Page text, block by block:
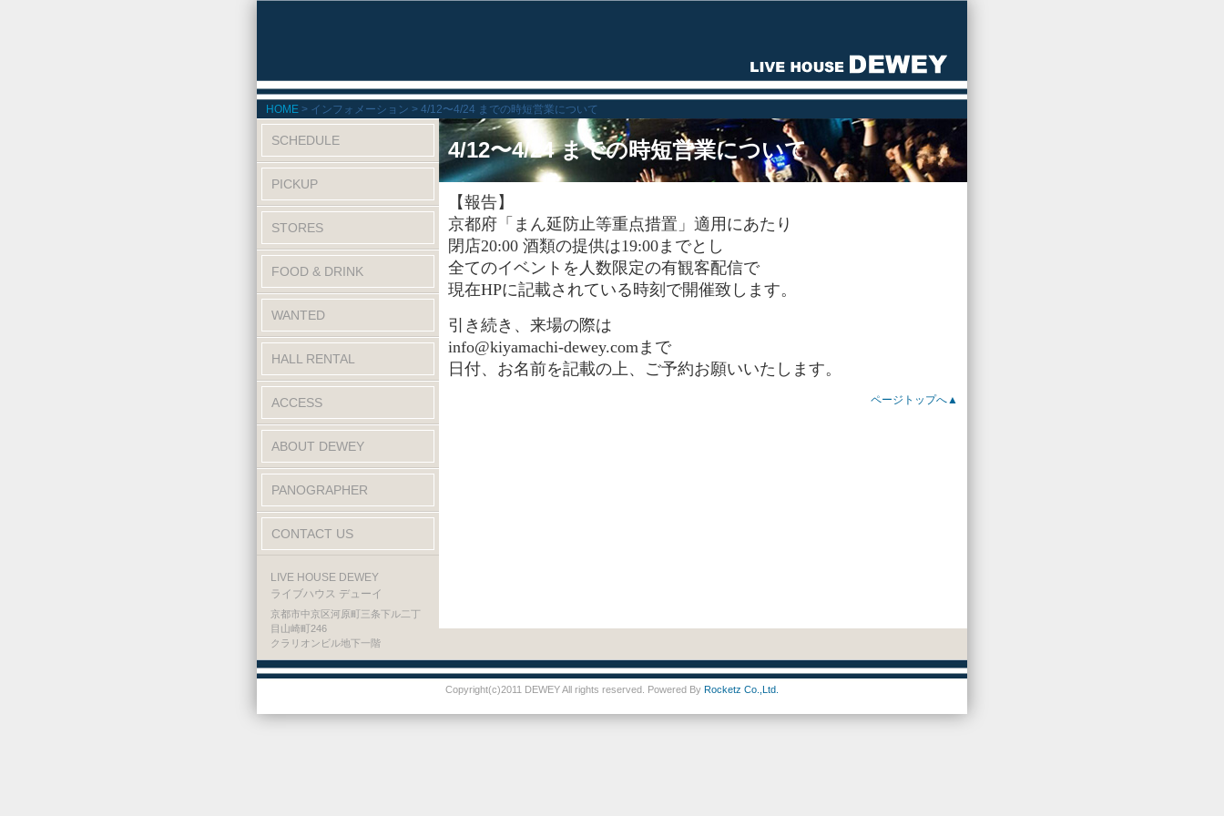
HOME インフォメーション 4/12〜4/24 までの時短営業について
SCHEDULE
PICKUP
STORES
FOOD & DRINK
WANTED
HALL RENTAL
ACCESS
ABOUT DEWEY
PANOGRAPHER
CONTACT US
LIVE HOUSE DEWEY
ライブハウス デューイ
京都市中京区河原町三条下ル二丁
目山崎町246
クラリオンビル地下一階
4/12〜4/24 までの時短営業について
【報告】
京都府 「まん延防止等重点措置」適用にあたり
閉店20:00 酒類の提供は19:00までとし
全てのイベントを人数限定の有観客配信で
現在HPに記載されている時刻で開催致します。
引き続き、来場の際は
info@kiyamachi-dewey.comまで
日付、お名前を記載の上、ご予約お願いいたします。
ページトップへ▲
Copyright(c)2011 DEWEY All rights reserved. Powered By Rocketz Co.,Ltd.